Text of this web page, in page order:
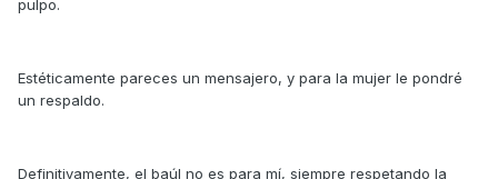
pulpo.
Estéticamente pareces un mensajero, y para la mujer le pondré
un respaldo.
Definitivamente, el baúl no es para mí, siempre respetando la